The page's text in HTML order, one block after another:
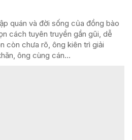
quán và đời sống của đồng bào
cách tuyên truyền gần gũi, dễ
còn chưa rõ, ông kiên trì giải
ông cùng cán...